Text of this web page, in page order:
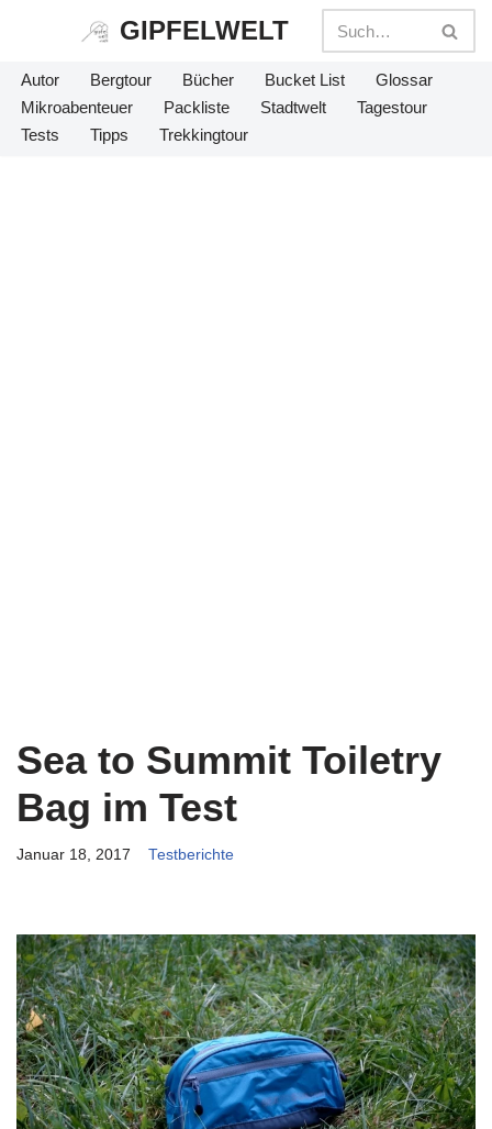
Inhalt
springen
GIPFELWELT
Autor Bergtour Bücher Bucket List
Glossar
Mikroabenteuer
Packliste Stadtwelt
Tagestour
Tests
Tipps Trekkingtour
Sea to Summit Toiletry
Bag im Test
Januar 18, 2017 Testberichte